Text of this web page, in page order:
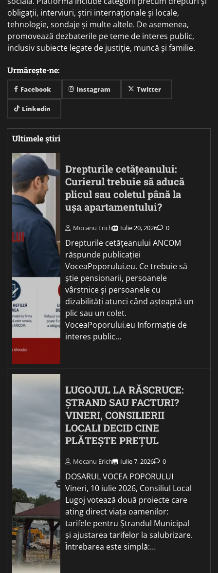
obligații, interviuri, știri internaționale și locale,
tehnologie, sondaje și multe altele. De asemenea,
promovează dezbaterile pe teme de interes public,
inclusiv subiecte legate de justiție, muncă și familie.
Urmărește-ne:
Facebook Instagram Twitter
Linkedin
Ultimele știri
Drepturile cetățeanului:
Curierul trebuie să aducă
plicul sau coletul până la
ușa apartamentului?
Mocanu Erich Iulie 20, 2026 0
Drepturile cetățeanului ANCOM
răspunde publicației
VoceaPoporului.eu. Ce trebuie să
știe pensionarii, persoanele
vârstnice și persoanele cu
dizabilități atunci când așteaptă un
plic sau un colet.
VoceaPoporului.eu Informație de
interes public…
LUGOJUL LA RĂSCRUCE:
ȘTRAND SAU FACTURI?
VINERI, CONSILIERII
LOCALI DECID CINE
PLĂTEȘTE PREȚUL
Mocanu Erich Iulie 7, 2026 0
DOSARUL VOCEA POPORULUI
Vineri, 10 iulie 2026, Consiliul Local
Lugoj votează două proiecte care
ating direct viața oamenilor:
tarifele pentru Ștrandul Municipal
și ajustarea tarifelor la salubrizare.
Întrebarea este simplă:…